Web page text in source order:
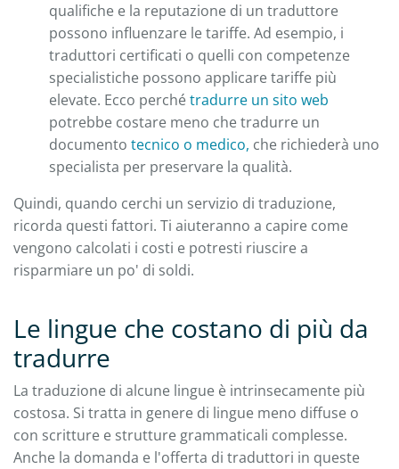
qualifiche e la reputazione di un traduttore
possono influenzare le tariffe. Ad esempio, i
traduttori certificati o quelli con competenze
specialistiche possono applicare tariffe più
elevate. Ecco perchétradurre un sito web
potrebbe costare meno che tradurre un
documento tecnico o medico, che richiederà uno
specialista per preservare la qualità.
Quindi, quando cerchi un servizio di traduzione,
ricorda questi fattori. Ti aiuteranno a capire come
vengono calcolati i costi e potresti riuscire a
risparmiare un po' di soldi.
Le lingue che costano di più da
tradurre
La traduzione di alcune lingue è intrinsecamente più
costosa. Si tratta in genere di lingue meno diffuse o
con scritture e strutture grammaticali complesse.
Anche la domanda e l'offerta di traduttori in queste